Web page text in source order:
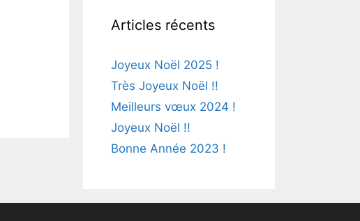
Articles récents
Joyeux Noël 2025 !
Très Joyeux Noël !!
Meilleurs vœux 2024 !
Joyeux Noël !!
Bonne Année 2023 !